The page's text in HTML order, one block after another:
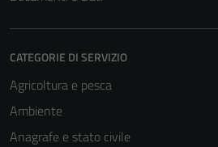
CATEGORIE DI SERVIZIO
Agricoltura e pesca
Ambiente
Anagrafe e stato civile